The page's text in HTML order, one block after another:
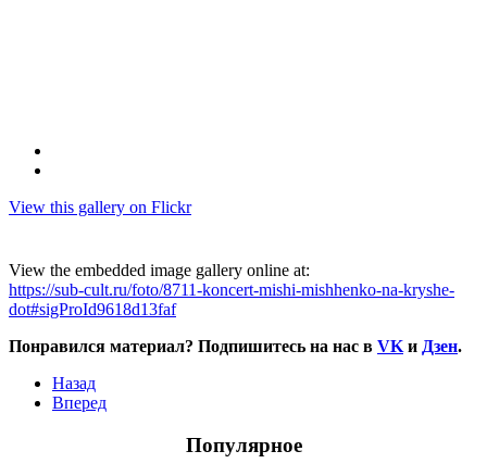
View this gallery on Flickr
View the embedded image gallery online at:
https://sub-cult.ru/foto/8711-koncert-mishi-mishhenko-na-kryshe-
dot#sigProId9618d13faf
Понравился материал? Подпишитесь на нас в VK и Дзен.
Назад
Вперед
Популярное